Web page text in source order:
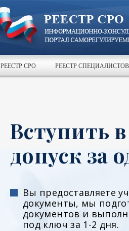
РЕЕСТР СРО РЕЕСТР
Вступить
допуск за
Вы предоставляете
документы, мы
документов и
под ключ за 1-2 дня.